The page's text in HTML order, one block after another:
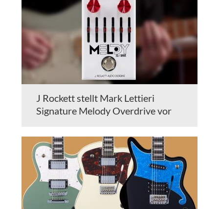
J Rockett stellt Mark Lettieri
Signature Melody Overdrive vor